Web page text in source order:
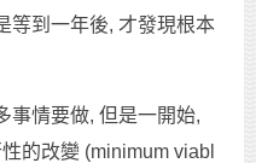
等到一年後, 才發現根本
事情要做, 但是一開始,
的改變 (minimum viabl